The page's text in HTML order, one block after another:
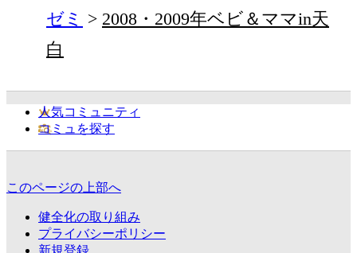
ゼミ
2008・2009年ベビ＆ママin天
白
人気コミュニティ
コミュを探す
このページの上部へ
健全化の取り組み
プライバシーポリシー
新規登録